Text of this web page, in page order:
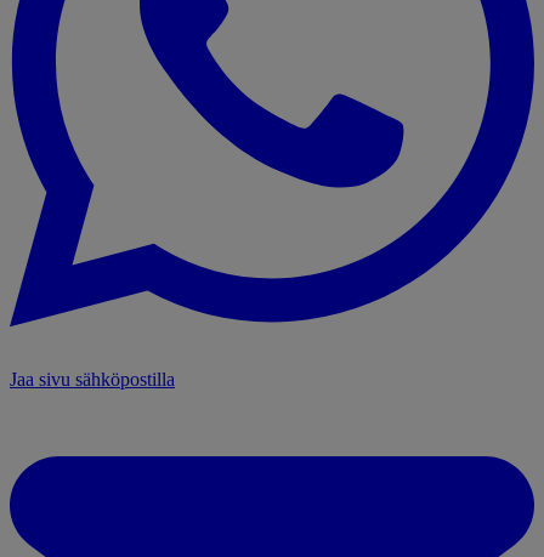
Jaa sivu sähköpostilla